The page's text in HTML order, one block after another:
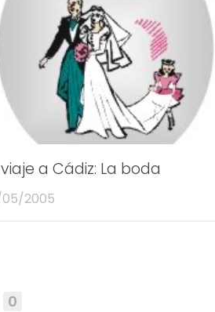
viaje a Cádiz: La boda
05/2005
0